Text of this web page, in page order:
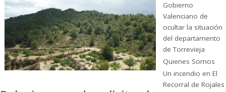
Gobierno
Valenciano de
ocultar la situación
del departamento
de Torrevieja
Quienes Somos
Un incendio en El
Recorral de Rojales